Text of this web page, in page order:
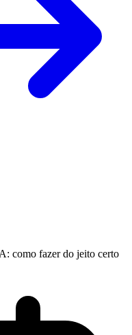
como fazer do jeito certo